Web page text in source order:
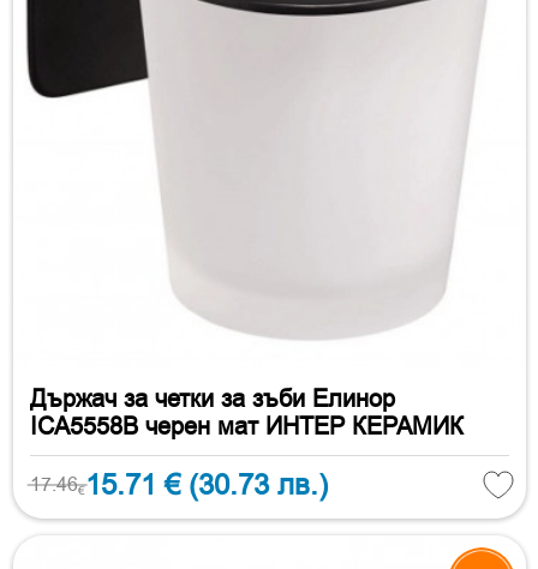
Държач за четки за зъби Елинор
ICA5558B черен мат ИНТЕР КЕРАМИК
17.46€15.71 € (30.73 лв.)